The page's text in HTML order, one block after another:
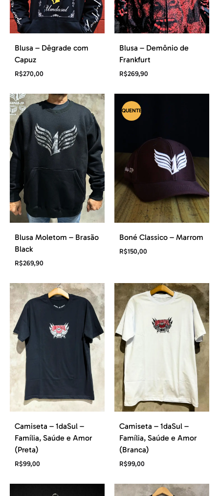
Blusa – Dêgrade com
Capuz
R$270,00
Blusa – Demônio de
Frankfurt
R$269,90
Blusa Moletom – Brasão
Black
R$269,90
QUENTE
Boné Classico – Marrom
R$150,00
Camiseta – 1daSul –
Família, Saúde e Amor
(Preta)
R$99,00
Camiseta – 1daSul –
Família, Saúde e Amor
(Branca)
R$99,00